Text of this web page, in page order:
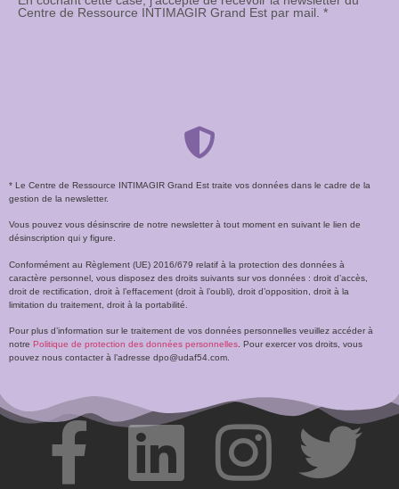
Centre de Ressource INTIMAGIR Grand Est par mail. *
* Le Centre de Ressource INTIMAGIR Grand Est traite vos données dans le cadre de la
gestion de la newsletter.
Vous pouvez vous désinscrire de notre newsletter à tout moment en suivant le lien de
désinscription qui y figure.
Conformément au Règlement (UE) 2016/679 relatif à la protection des données à
caractère personnel, vous disposez des droits suivants sur vos données : droit d’accès,
droit de rectification, droit à l’effacement (droit à l’oubli), droit d’opposition, droit à la
limitation du traitement, droit à la portabilité.
Pour plus d’information sur le traitement de vos données personnelles veuillez accéder à
notre Politique de protection des données personnelles . Pour exercer vos droits, vous
pouvez nous contacter à l’adresse dpo@udaf54.com.